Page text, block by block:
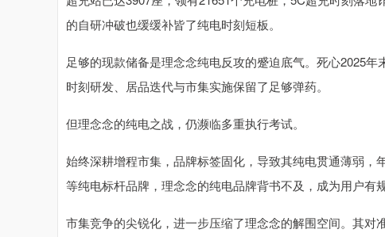
的自研冲破也缓缓补皆了纯电时刻短板。
足够的现款储备是理念念纯电反攻的蹙迫底气。死心2025
时刻研发、居品迭代与市集实施保留了足够弹药。
但理念念的纯电之战，仍濒临多重执行考试。
始终深耕增程市集，品牌标签固化，导致其纯电贯通薄弱
等纯电标杆品牌，理念念的纯电品牌背书不及，成为用户有
市集竞争的尖锐化，进一步压缩了理念念的解围空间。其